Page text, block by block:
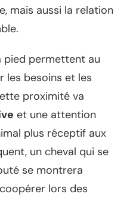
mais aussi la relation
pied permettent au
les besoins et les
proximité va
et une attention
plus réceptif aux
un cheval qui se
se montrera
lors des